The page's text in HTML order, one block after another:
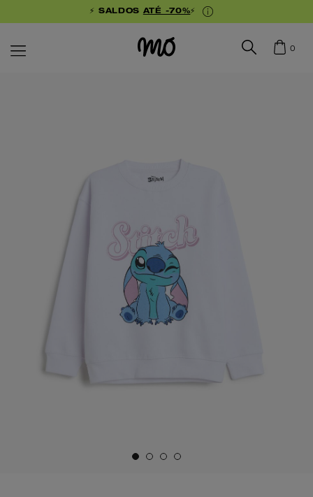
⚡ SALDOS ATÉ -70%⚡
0